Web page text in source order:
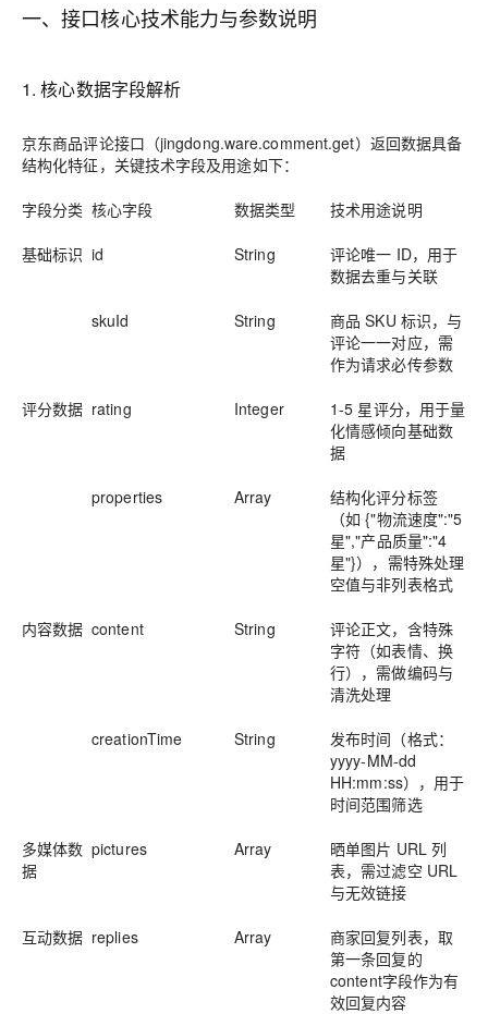
一、接口核心技术能力与参数说明
1. 核心数据字段解析
京东商品评论接口（jingdong.ware.comment.get）返回数据具备
结构化特征，关键技术字段及用途如下：
字段分类 核心字段 数据类型 技术用途说明
基础标识 id String
评论唯一 ID，用于
数据去重与关联
skuId String
商品 SKU 标识，与
评论一一对应，需
作为请求必传参数
评分数据 rating Integer
1-5 星评分，用于量
化情感倾向基础数
据
properties Array
结构化评分标签
（如 {"物流速度":"5
星","产品质量":"4
星"}），需特殊处理
空值与非列表格式
内容数据 content String
评论正文，含特殊
字符（如表情、换
行），需做编码与
清洗处理
creationTime String
发布时间（格式：
yyyy-MM-dd
HH:mm:ss），用于
时间范围筛选
多媒体数
据
pictures Array
晒单图片 URL 列
表，需过滤空 URL
与无效链接
互动数据 replies Array
商家回复列表，取
第一条回复的
content字段作为有
效回复内容